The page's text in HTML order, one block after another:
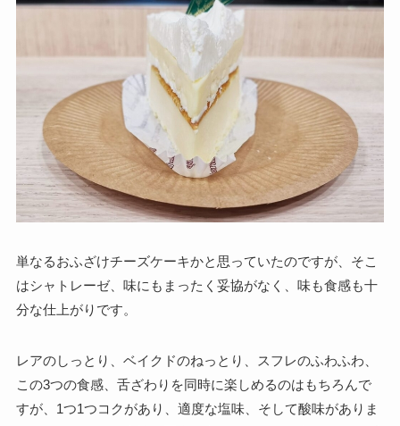
単なるおふざけチーズケーキかと思っていたのですが、そこ
はシャトレーゼ、味にもまったく妥協がなく、味も食感も十
分な仕上がりです。
レアのしっとり、ベイクドのねっとり、スフレのふわふわ、
この3つの食感、舌ざわりを同時に楽しめるのはもちろんで
すが、1つ1つコクがあり、適度な塩味、そして酸味がありま